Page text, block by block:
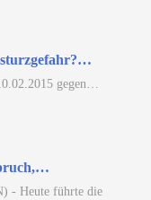
gegen…
- Heute führte die